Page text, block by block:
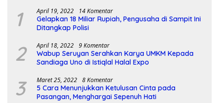
1 April 19, 2022 14 Komentar
Gelapkan 18 Miliar Rupiah, Pengusaha di Sampit Ini
Ditangkap Polisi
2 April 18, 2022 9 Komentar
Wabup Seruyan Serahkan Karya UMKM Kepada
Sandiaga Uno di Istiqlal Halal Expo
3 Maret 25, 2022 8 Komentar
5 Cara Menunjukkan Ketulusan Cinta pada
Pasangan, Menghargai Sepenuh Hati